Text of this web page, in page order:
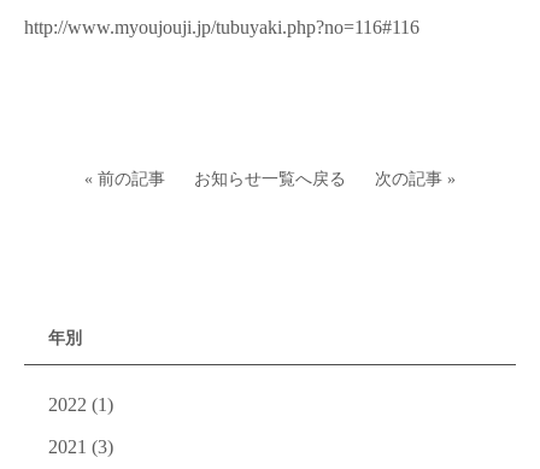
http://www.myoujouji.jp/tubuyaki.php?no=116#116
« 前の記事 お知らせ一覧へ戻る 次の記事 »
年別
2022 (1)
2021 (3)